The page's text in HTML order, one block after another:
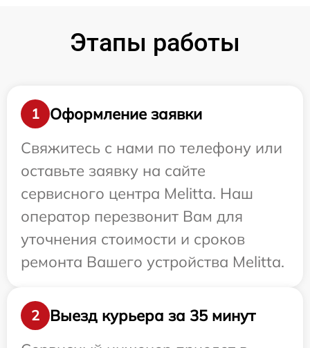
Этапы работы
1
Оформление заявки
Свяжитесь с нами по телефону или
оставьте заявку на сайте
сервисного центра Melitta. Наш
оператор перезвонит Вам для
уточнения стоимости и сроков
ремонта Вашего устройства Melitta.
2
Выезд курьера за 35 минут